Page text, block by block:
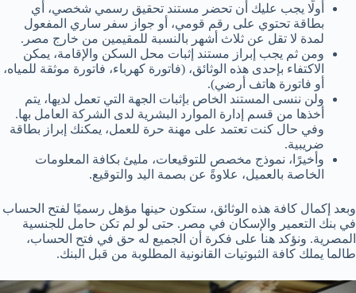
أولًا يجب عليك أن تحضر مستند تحقيق رسمي شخصي، أي
بطاقة تحتوي على رقم قومي، أو جواز سفر ساري المفعول
لمدة لا تقل عن ثلاث أشهر بالنسبة للمقيمين من خارج مصر.
ومن ثم يجب إبراز مستند إثبات محل السكن والإقامة، يمكن
الاكتفاء بإحدى هذه الوثائق، (فاتورة كهرباء، فاتورة موثقة للمياه،
أو فاتورة هاتف أرضي).
ولن ننسى المستند الخاص بإثبات الجهة التي تعمل لديها، يتم
أخذها من قسم إدارة الموارد البشرية لدى الشركة العامل بها.
وفي حال كنت تعتمد على مهنة حرة للعمل، يمكنك إبراز بطاقة
ضريبية.
وأخيرًا، نموذج مخصص للتوقيعات، مليئ بكافة المعلومات
الخاصة بالعميل، علاوةً عن بصمة اليد والتوقيع.
وبعد إكمال كافة هذه الوثائق، ستكون حينها مؤهل رسميًا لفتح الحساب
في بنك التعمير والإسكان في مصر. حتى لو لم تكن حامل للجنسية
المصرية. ونؤكد هنا على فكرة أن الجميع له حق في فتح الحساب،
طالما يملك كافة الثبوتيات القانونية المطلوبة من قبل البنك.